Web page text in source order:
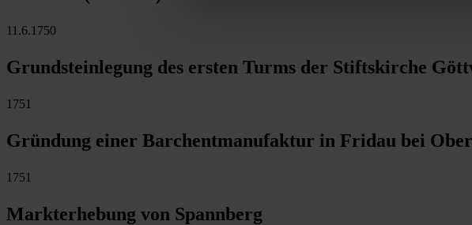
11.6.1750
Grundsteinlegung des ersten Turms der Stiftskirche
1751
Gründung einer Barchentmanufaktur in Fridau bei
1751
Markterhebung von Spannberg